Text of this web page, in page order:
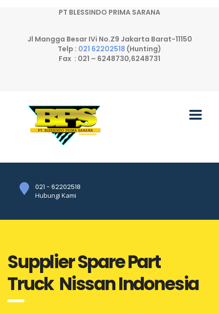
PT BLESSINDO PRIMA SARANA
Jl Mangga Besar IVi No.Z9 Jakarta Barat-11150
Telp : 021 62202518 (Hunting)
Fax : 021 – 6248730,6248731
021 - 62202518
Hubungi Kami
Supplier Spare Part
Truck Nissan Indonesia